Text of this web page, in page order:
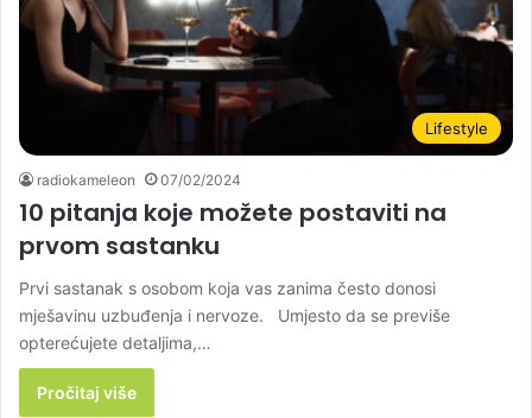
Lifestyle
radiokameleon 07/02/2024
10 pitanja koje možete postaviti na
prvom sastanku
Prvi sastanak s osobom koja vas zanima često donosi
mješavinu uzbuđenja i nervoze. Umjesto da se previše
opterećujete detaljima,…
Pročitaj više